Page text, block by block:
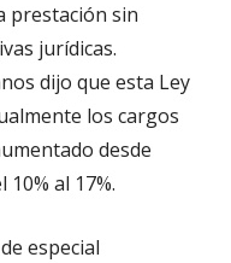
prestación sin
jurídicas.
dijo que esta Ley
los cargos
desde
10% al 17%.
especial